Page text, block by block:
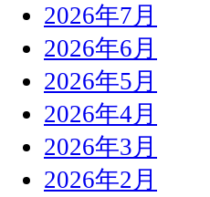
2026年7月
2026年6月
2026年5月
2026年4月
2026年3月
2026年2月